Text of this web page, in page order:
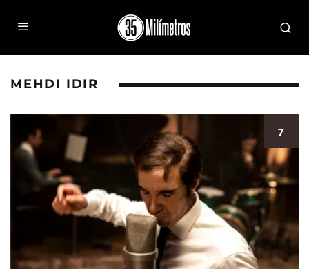
MEHDI IDIR
7